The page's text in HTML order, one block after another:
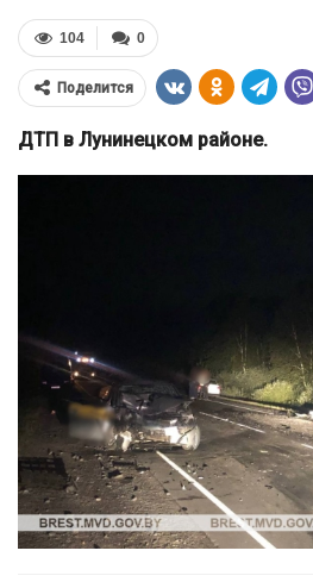
0
104
Поделится
ДТП в Лунинецком районе.